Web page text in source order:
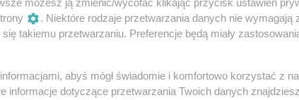
. Niektóre rodzaje przetwarzania danych nie wymagają
takiemu przetwarzaniu. Preferencje będą miały
abyś mógł świadomie i komfortowo korzystać z
informacje dotyczące przetwarzania Twoich danych